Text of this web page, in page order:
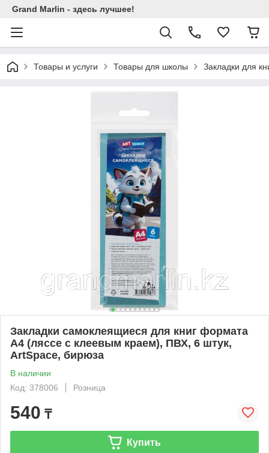
Grand Marlin - здесь лучшее!
Товары и услуги Товары для школы Закладки для
Закладки самоклеящиеся для книг формата
А4 (ляссе с клеевым краем), ПВХ, 6 штук,
ArtSpace, бирюза
В наличии
Код: 378006
Розница
540 ₸
Купить